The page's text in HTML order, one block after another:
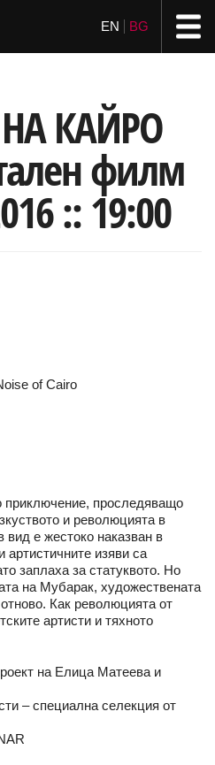
EN BG
КАЙРО
филм
:: 19:00
of Cairo
проследяващо
и революцията в
вид е жестоко наказван в
артистичните изяви са
заплаха за статуквото. Но
на Мубарак, художествената
Как революцията от
артисти и тяхното
на Елица Матеева и
– специална селекция от